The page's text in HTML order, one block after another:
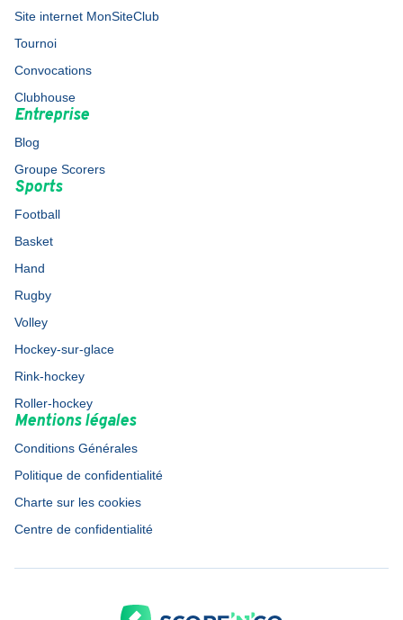
Site internet MonSiteClub
Tournoi
Convocations
Clubhouse
Entreprise
Blog
Groupe Scorers
Sports
Football
Basket
Hand
Rugby
Volley
Hockey-sur-glace
Rink-hockey
Roller-hockey
Mentions légales
Conditions Générales
Politique de confidentialité
Charte sur les cookies
Centre de confidentialité